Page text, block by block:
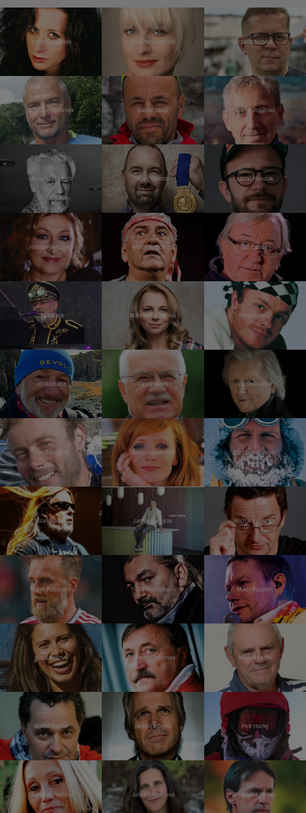
Ester Kočičková Bára Nesvadbová David Netuka
Stanislav Bartůšek Radek Jaroš Martin Vopěnka
Miroslav Huptych Aleš Valenta Lukáš Hanulák
Halina Pawlovská Miroslav Donutil Jiří Lábus
Ota Balage Martina Kociánová Pavel Šporcl
Jiří Kolbaba Václav Klaus Václav Neckář
Jan Trávníček Anna Geislerová Kurt Diemberger
Milan Špalek Jannis Samaras Michal Viewegh
Karel Poborský Daniel Hůlka Matěj Ruppert
Eva Samková Antonín Panenka Milan Kňažko
Martin Dejdar Janek Ledecký Petr Horký
Olga Sommerová Juliet Navrátilová František Straka